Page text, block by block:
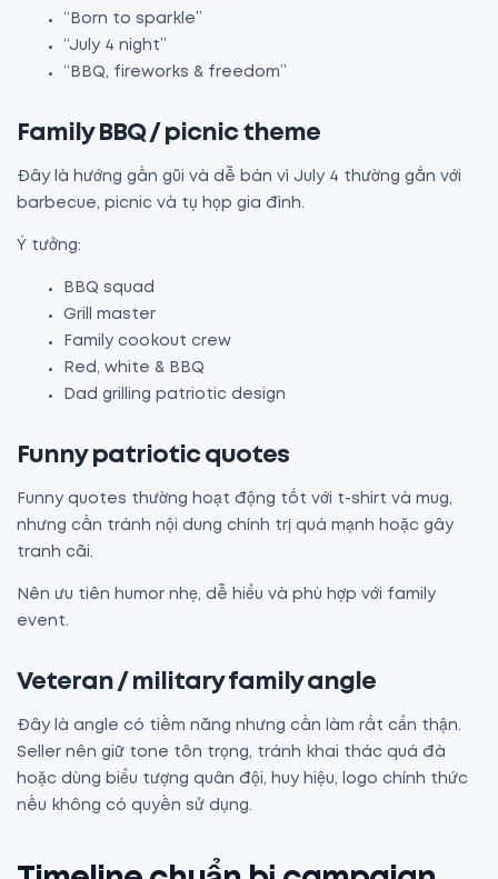
“Born to sparkle”
“July 4 night”
“BBQ, fireworks & freedom”
Family BBQ / picnic theme
Đây là hướng gần gũi và dễ bán vì July 4 thường gắn với
barbecue, picnic và tụ họp gia đình.
Ý tưởng:
BBQ squad
Grill master
Family cookout crew
Red, white & BBQ
Dad grilling patriotic design
Funny patriotic quotes
Funny quotes thường hoạt động tốt với t-shirt và mug,
nhưng cần tránh nội dung chính trị quá mạnh hoặc gây
tranh cãi.
Nên ưu tiên humor nhẹ, dễ hiểu và phù hợp với family
event.
Veteran / military family angle
Đây là angle có tiềm năng nhưng cần làm rất cẩn thận.
Seller nên giữ tone tôn trọng, tránh khai thác quá đà
hoặc dùng biểu tượng quân đội, huy hiệu, logo chính thức
nếu không có quyền sử dụng.